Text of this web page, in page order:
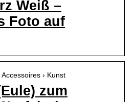
Weiß –
Foto auf
› Kunst
zum